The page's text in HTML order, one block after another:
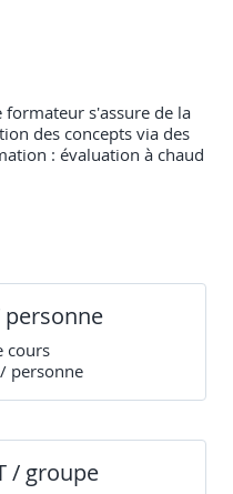
s'assure de la
des concepts via des
: évaluation à chaud
personne
cours
personne
/ groupe